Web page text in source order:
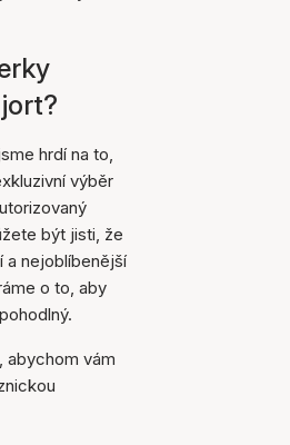
hrdí na to,
výběr
být jisti, že
a nejoblíbenější
o to, aby
abychom vám